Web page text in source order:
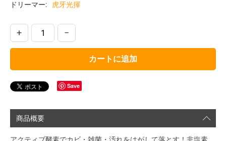
ドリーマー: 虎牙光揮
+ −
カートに追加
Save
商品概要